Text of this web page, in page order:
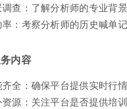
调查：了解分析师的专业背
：考察分析师的历史喊单
内容
全：确保平台提供实时行
源：关注平台是否提供培